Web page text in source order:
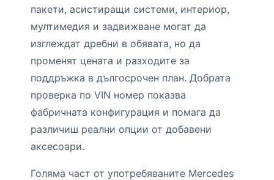
пакети, асистиращи системи, интериор,
мултимедия и задвижване могат да
изглеждат дребни в обявата, но да
променят цената и разходите за
поддръжка в дългосрочен план. Добрата
проверка по VIN номер показва
фабричната конфигурация и помага да
различиш реални опции от добавени
аксесоари.
Голяма част от употребяваните Mercedes